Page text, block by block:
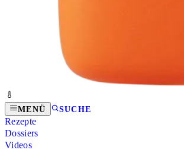
MENÜ SUCHE
Rezepte
Dossiers
Videos